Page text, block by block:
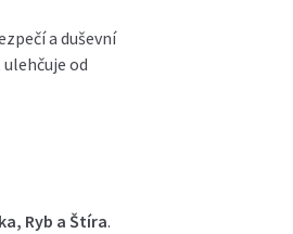
a duševní
od
Ryb a Štíra.